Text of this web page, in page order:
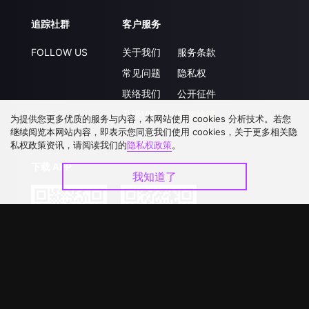
追踪社群
FOLLOW US
客户服务
关于我们
常见问题
联络我们
升级VIP
服务条款
隐私权
公开征件
合作洽談
下载 APP
为提供您更多优质的服务与内容，本网站使用 cookies 分析技术。若您
继续阅览本网站内容，即表示您同意我们使用 cookies，关于更多相关隐
私权政策资讯，请阅读我们的隐私权政策。
我知道了